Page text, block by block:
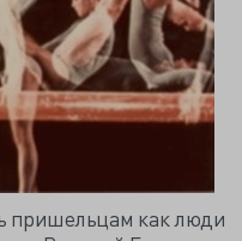
пришельцам как люди